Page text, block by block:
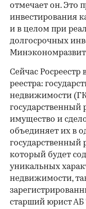
отмечает он. Это
инвестирования
и в целом при
долгосрочных
Сейчас Росреестр
реестра:
недвижимости
государственный
имущество и
объединяет их в
государственный
который будет
уникальных
недвижимости,
старший юрист АБ